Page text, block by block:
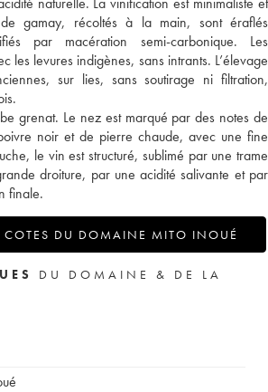
gamay, récoltés à la main, sont éraflés
par macération semi-carbonique. Les
les levures indigènes, sans intrants. L’élevage
sur lies, sans soutirage ni filtration,
grenat. Le nez est marqué par des notes de
noir et de pierre chaude, avec une fine
le vin est structuré, sublimé par une trame
droiture, par une acidité salivante et par
finale.
COTES DU DOMAINE MITO INOUÉ
DU DOMAINE & DE LA